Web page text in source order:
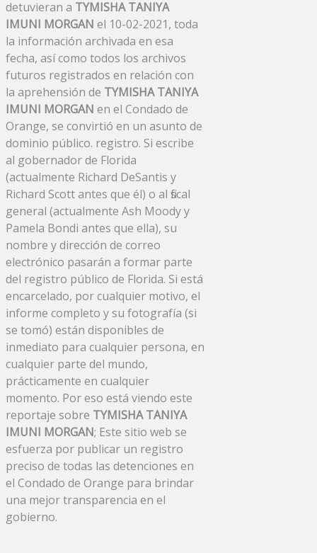
detuvieran a TYMISHA TANIYA
IMUNI MORGAN el 10-02-2021, toda
la información archivada en esa
fecha, así como todos los archivos
futuros registrados en relación con
la aprehensión de TYMISHA TANIYA
IMUNI MORGAN en el Condado de
Orange, se convirtió en un asunto de
dominio público. registro. Si escribe
al gobernador de Florida
(actualmente Richard DeSantis y
Richard Scott antes que él) o al fiscal
general (actualmente Ash Moody y
Pamela Bondi antes que ella), su
nombre y dirección de correo
electrónico pasarán a formar parte
del registro público de Florida. Si está
encarcelado, por cualquier motivo, el
informe completo y su fotografía (si
se tomó) están disponibles de
inmediato para cualquier persona, en
cualquier parte del mundo,
prácticamente en cualquier
momento. Por eso está viendo este
reportaje sobre TYMISHA TANIYA
IMUNI MORGAN; Este sitio web se
esfuerza por publicar un registro
preciso de todas las detenciones en
el Condado de Orange para brindar
una mejor transparencia en el
gobierno.